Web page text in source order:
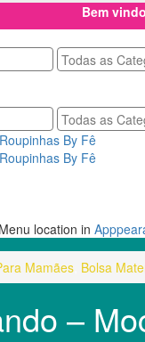
Bem
location in
Mamães Bolsa
–